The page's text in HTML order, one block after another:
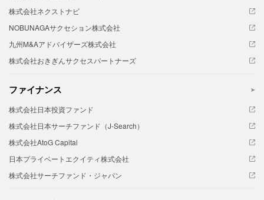
株式会社ネクストナビ
NOBUNAGAサクセション株式会社
九州M&Aアドバイザーズ株式会社
株式会社おきぎんサクセスパートナーズ
ファイナンス
株式会社日本投資ファンド
株式会社日本サーチファンド（J-Search）
株式会社AtoG Capital
日本プライベートエクイティ株式会社
株式会社サーチファンド・ジャパン